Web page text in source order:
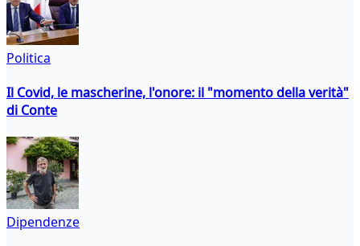
Politica
Il Covid, le mascherine, l'onore: il "momento della verità"
di Conte
Dipendenze